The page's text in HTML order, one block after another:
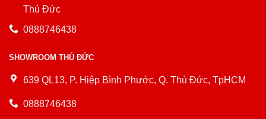
Thủ Đức
0888746438
SHOWROOM THỦ ĐỨC
639 QL13, P. Hiệp Bình Phước, Q. Thủ Đức, TpHCM
0888746438